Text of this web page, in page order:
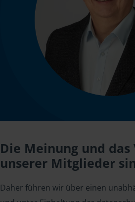
Die Meinung und
unserer Mitglieder
Daher führen wir über einen